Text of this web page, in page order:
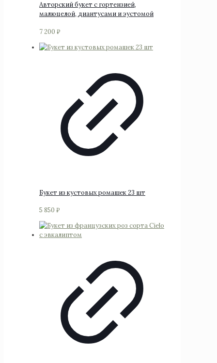
Авторский букет с гортензией,
малюцелой, диантусами и эустомой
7 200 ₽
Букет из кустовых ромашек 23 шт
5 850 ₽